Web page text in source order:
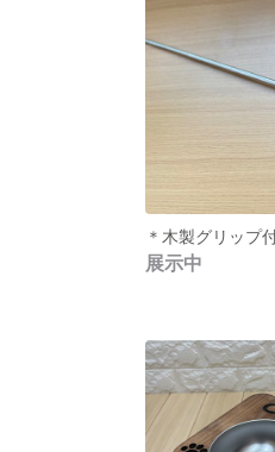
＊木製グリップ
展示中